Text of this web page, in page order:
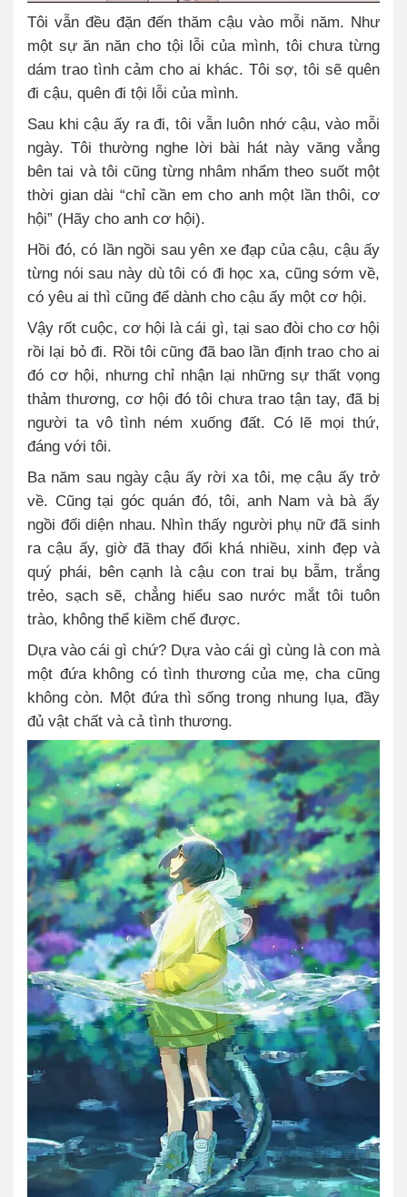
Tôi vẫn đều đặn đến thăm cậu vào mỗi năm. Như
một sự ăn năn cho tội lỗi của mình, tôi chưa từng
dám trao tình cảm cho ai khác. Tôi sợ, tôi sẽ quên
đi cậu, quên đi tội lỗi của mình.
Sau khi cậu ấy ra đi, tôi vẫn luôn nhớ cậu, vào mỗi
ngày. Tôi thường nghe lời bài hát này văng vẳng
bên tai và tôi cũng từng nhâm nhẩm theo suốt một
thời gian dài “chỉ cần em cho anh một lần thôi, cơ
hội” (Hãy cho anh cơ hội).
Hồi đó, có lần ngồi sau yên xe đạp của cậu, cậu ấy
từng nói sau này dù tôi có đi học xa, cũng sớm về,
có yêu ai thì cũng để dành cho cậu ấy một cơ hội.
Vậy rốt cuộc, cơ hội là cái gì, tại sao đòi cho cơ hội
rồi lại bỏ đi. Rồi tôi cũng đã bao lần định trao cho ai
đó cơ hội, nhưng chỉ nhận lại những sự thất vọng
thảm thương, cơ hội đó tôi chưa trao tận tay, đã bị
người ta vô tình ném xuống đất. Có lẽ mọi thứ,
đáng với tôi.
Ba năm sau ngày cậu ấy rời xa tôi, mẹ cậu ấy trở
về. Cũng tại góc quán đó, tôi, anh Nam và bà ấy
ngồi đối diện nhau. Nhìn thấy người phụ nữ đã sinh
ra cậu ấy, giờ đã thay đổi khá nhiều, xinh đẹp và
quý phái, bên cạnh là cậu con trai bụ bẫm, trắng
trẻo, sạch sẽ, chẳng hiểu sao nước mắt tôi tuôn
trào, không thể kiềm chế được.
Dựa vào cái gì chứ? Dựa vào cái gì cùng là con mà
một đứa không có tình thương của mẹ, cha cũng
không còn. Một đứa thì sống trong nhung lụa, đầy
đủ vật chất và cả tình thương.